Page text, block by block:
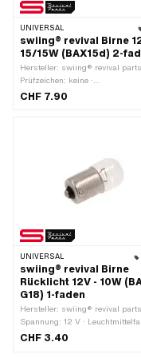
UNIVERSAL
swiing® revival Birne
15/15W (BAX15d) 2-
Hersteller: swiing® revival parts
Prüfzeichen: keine ·
Leuchtmittelfassung: BAX15d ·
Gesamtlänge: 51 mm · Ø
CHF 7.90
UNIVERSAL
swiing® revival Birne
Rücklicht 12V - 10W
G18) 1-faden
Hersteller: swiing® revival parts
Spannung: 12 V ·
BA15s · Gesamtlänge: 36 mm ·
CHF 3.40